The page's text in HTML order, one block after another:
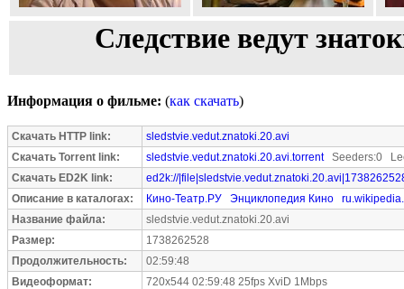
Следствие ведут
Информация о фильме: (как скачать)
Скачать HTTP link:
sledstvie.vedut.znatoki.20.avi
Скачать Torrent link:
sledstvie.vedut.znatoki.20.avi.torrentSeeders:0
Скачать ED2K link:
ed2k://
Описание в каталогах:
Кино-Театр.РУ Энциклопедия Кино
Название файла:
sledstvie.vedut.znatoki.20.avi
Размер:
1738262528
Продолжительность:
02:59:48
Видеоформат:
720x544 02:59:48 25fps XviD 1Mbps